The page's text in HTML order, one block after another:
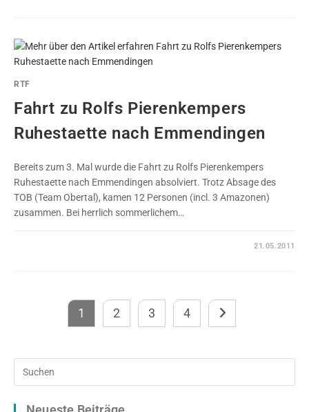
RTF
Fahrt zu Rolfs Pierenkempers
Ruhestaette nach Emmendingen
Bereits zum 3. Mal wurde die Fahrt zu Rolfs Pierenkempers
Ruhestaette nach Emmendingen absolviert. Trotz Absage des
TOB (Team Obertal), kamen 12 Personen (incl. 3 Amazonen)
zusammen. Bei herrlich sommerlichem…
21.05.2011
1 2 3 4 Zur nächsten Seite